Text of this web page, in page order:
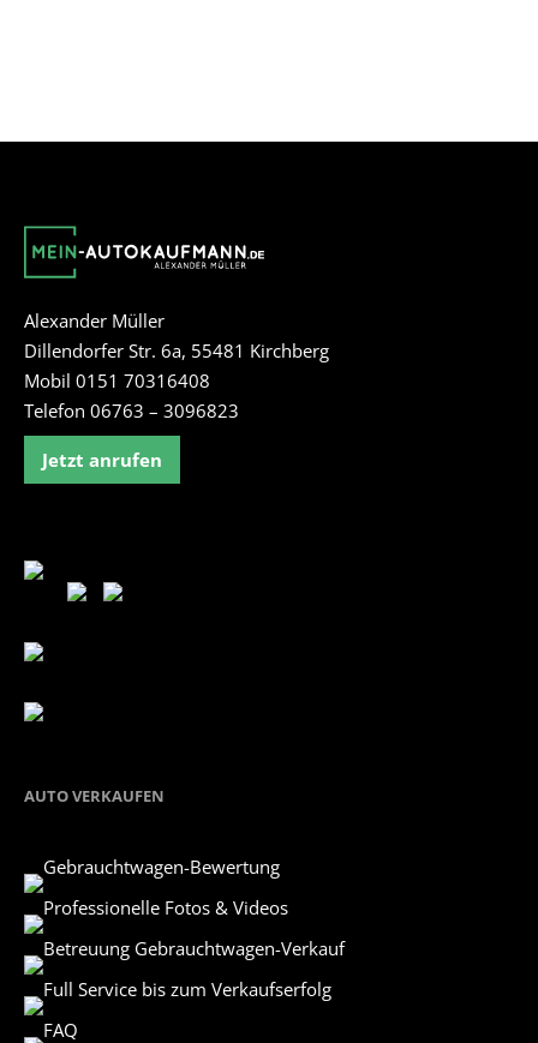
Alexander Müller
Dillendorfer Str. 6a, 55481 Kirchberg
Mobil 0151 70316408
Telefon 06763 – 3096823
Jetzt anrufen
AUTO VERKAUFEN
Gebrauchtwagen-Bewertung
Professionelle Fotos & Videos
Betreuung Gebrauchtwagen-Verkauf
Full Service bis zum Verkaufserfolg
FAQ